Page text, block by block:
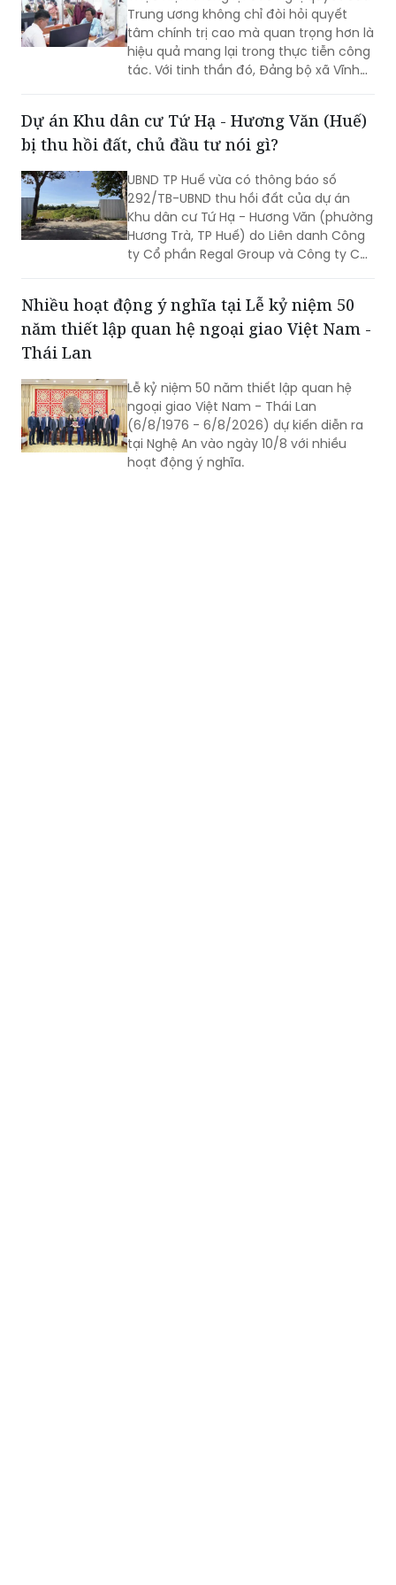
Trung ương không chỉ đòi hỏi quyết
tâm chính trị cao mà quan trọng hơn là
hiệu quả mang lại trong thực tiễn công
tác. Với tinh thần đó, Đảng bộ xã Vĩnh
đội ngũ cán bộ đủ phẩm chất, năng
lực, trách nhiệm, đưa các chủ trương
chuyển biến rõ nét trong phát triển kinh
tế - xã hội và nâng cao đời sống Nhân
dân.
Dự án Khu dân cư Tứ Hạ - Hương Văn (Huế)
bị thu hồi đất, chủ đầu tư nói gì?
UBND TP Huế vừa có thông báo số
292/TB-UBND thu hồi đất của dự án
Khu dân cư Tứ Hạ - Hương Văn (phường
Hương Trà, TP Huế) do Liên danh Công
ty Cổ phần Regal Group và Công ty Cổ
Nhiều hoạt động ý nghĩa tại Lễ kỷ niệm 50
năm thiết lập quan hệ ngoại giao Việt Nam -
Thái Lan
Lễ kỷ niệm 50 năm thiết lập quan hệ
ngoại giao Việt Nam - Thái Lan
(6/8/1976 - 6/8/2026) dự kiến diễn ra
tại Nghệ An vào ngày 10/8 với nhiều
hoạt động ý nghĩa.